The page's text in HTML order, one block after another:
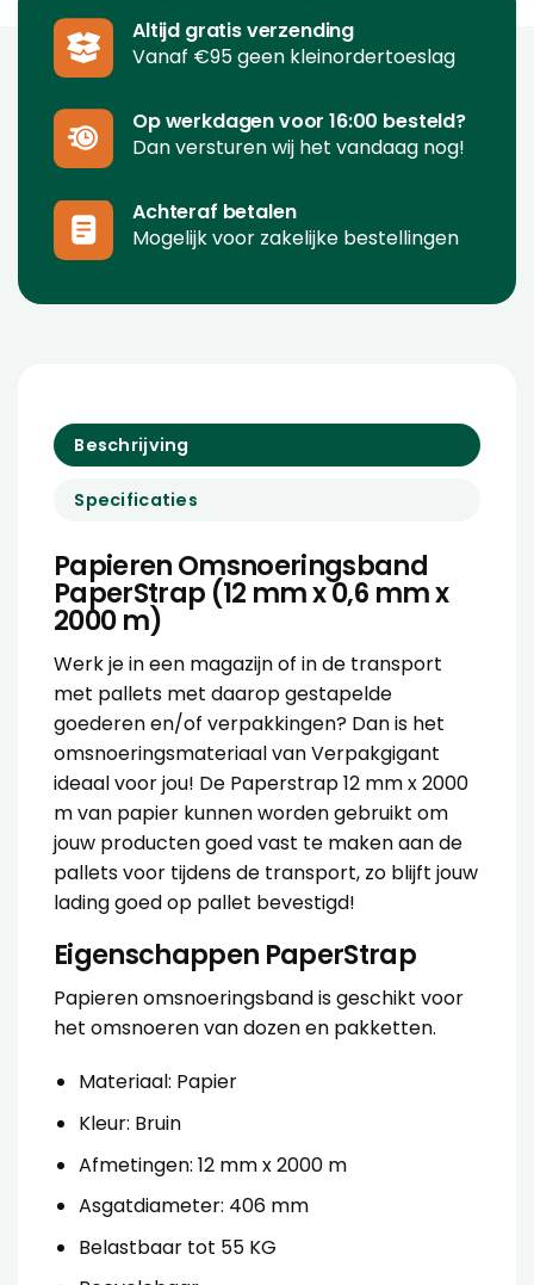
Altijd gratis verzending
Vanaf €95 geen kleinordertoeslag
Op werkdagen voor 16:00 besteld?
Dan versturen wij het vandaag nog!
Achteraf betalen
Mogelijk voor zakelijke bestellingen
Beschrijving
Specificaties
Papieren Omsnoeringsband
PaperStrap (12 mm x 0,6 mm x
2000 m)
Werk je in een magazijn of in de transport
met pallets met daarop gestapelde
goederen en/of verpakkingen? Dan is het
omsnoeringsmateriaal van Verpakgigant
ideaal voor jou! De Paperstrap 12 mm x 2000
m van papier kunnen worden gebruikt om
jouw producten goed vast te maken aan de
pallets voor tijdens de transport, zo blijft jouw
lading goed op pallet bevestigd!
Eigenschappen PaperStrap
Papieren omsnoeringsband is geschikt voor
het omsnoeren van dozen en pakketten.
Materiaal: Papier
Kleur: Bruin
Afmetingen: 12 mm x 2000 m
Asgatdiameter: 406 mm
Belastbaar tot 55 KG